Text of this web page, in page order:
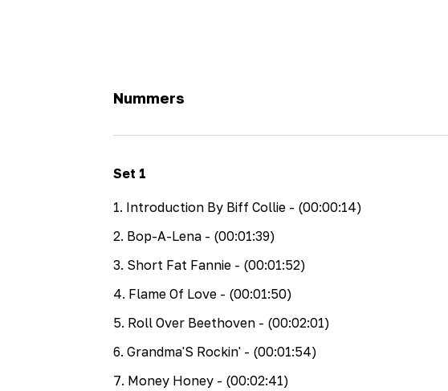
Nummers
Set 1
1. Introduction By Biff Collie- (00:00:14)
2. Bop-A-Lena- (00:01:39)
3. Short Fat Fannie- (00:01:52)
4. Flame Of Love- (00:01:50)
5. Roll Over Beethoven- (00:02:01)
6. Grandma'S Rockin'- (00:01:54)
7. Money Honey- (00:02:41)